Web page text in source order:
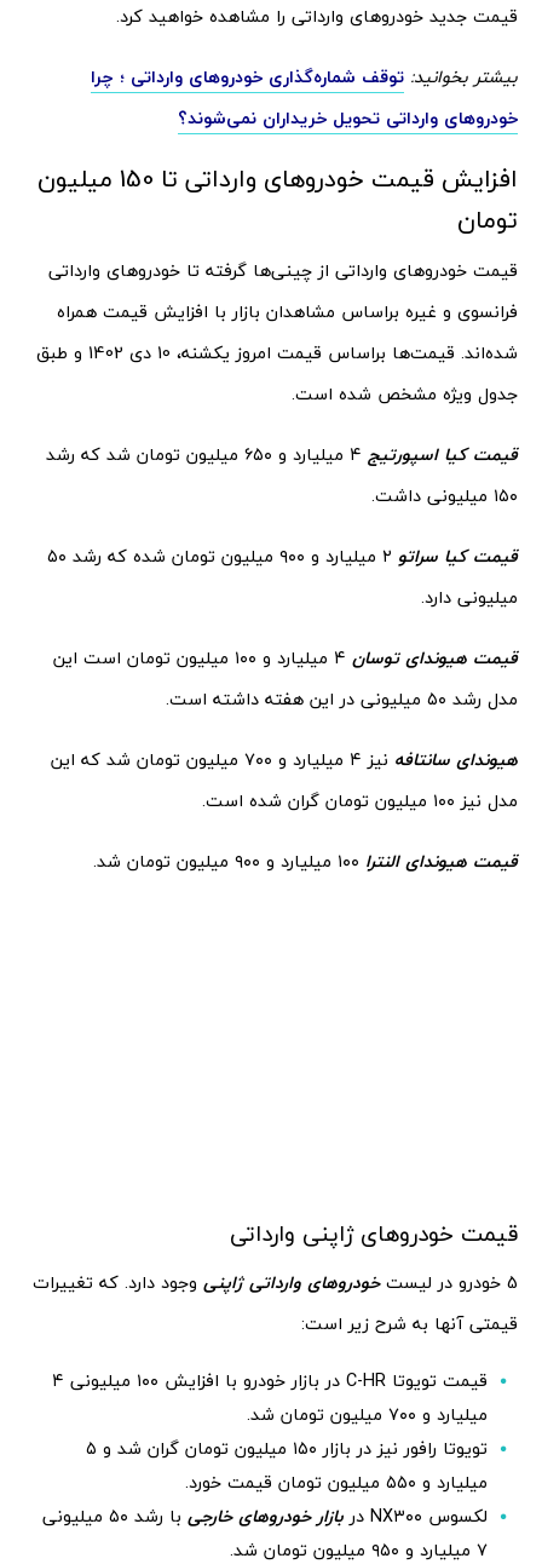
قیمت جدید خودروهای وارداتی را مشاهده خواهید کرد.
بیشتر بخوانید: توقف شماره‌گذاری خودروهای وارداتی ؛ چرا
خودروهای وارداتی تحویل خریداران نمی‌شوند؟
افزایش قیمت خودروهای وارداتی تا 150 میلیون
تومان
قیمت خودروهای وارداتی از چینی‌ها گرفته تا خودروهای وارداتی
فرانسوی و غیره براساس مشاهدان بازار با افزایش قیمت همراه
شده‌اند. قیمت‌ها براساس قیمت امروز یکشنه، 10 دی 1402 و طبق
جدول ویژه مشخص شده است.
قیمت کیا اسپورتیج
۴ میلیارد و ۶۵۰ میلیون تومان شد که رشد
۱۵۰ میلیونی داشت.
قیمت کیا سراتو
۲ میلیارد و ۹۰۰ میلیون تومان شده که رشد ۵۰
میلیونی دارد.
قیمت هیوندای توسان
۴ میلیارد و ۱۰۰ میلیون تومان است این
مدل رشد ۵۰ میلیونی در این هفته داشته است.
هیوندای سانتافه
نیز ۴ میلیارد و ۷۰۰ میلیون تومان شد که این
مدل نیز ۱۰۰ میلیون تومان گران شده است.
قیمت هیوندای النترا ۱۰۰ میلیارد و ۹۰۰ میلیون تومان شد.
قیمت خودروهای ژاپنی وارداتی
5 خودرو در لیست خودروهای وارداتی ژاپنی وجود دارد. که تغییرات
قیمتی آنها به شرح زیر است:
قیمت تویوتا C-HR در بازار خودرو با افزایش ۱۰۰ میلیونی ۴
میلیارد و ۷۰۰ میلیون تومان شد.
تویوتا رافور نیز در بازار ۱۵۰ میلیون تومان گران شد و ۵
میلیارد و ۵۵۰ میلیون تومان قیمت خورد.
لکسوس NX۳۰۰ در
بازار خودروهای خارجی
با رشد ۵۰ میلیونی
۷ میلیارد و ۹۵۰ میلیون تومان شد.